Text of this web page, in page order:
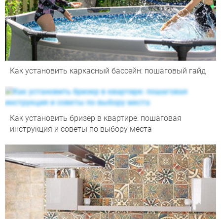
Как установить каркасный бассейн: пошаговый гайд
Как установить бризер в квартире: пошаговая
инструкция и советы по выбору места